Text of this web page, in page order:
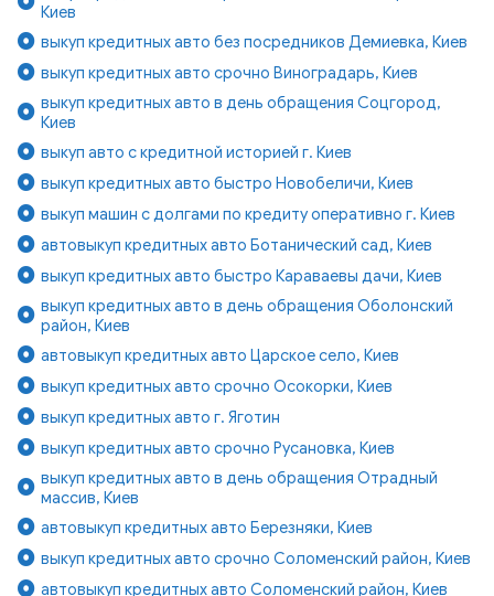
Киев
выкуп кредитных авто без посредников Демиевка, Киев
выкуп кредитных авто срочно Виноградарь, Киев
выкуп кредитных авто в день обращения Соцгород,
Киев
выкуп авто с кредитной историей г. Киев
выкуп кредитных авто быстро Новобеличи, Киев
выкуп машин с долгами по кредиту оперативно г. Киев
автовыкуп кредитных авто Ботанический сад, Киев
выкуп кредитных авто быстро Караваевы дачи, Киев
выкуп кредитных авто в день обращения Оболонский
район, Киев
автовыкуп кредитных авто Царское село, Киев
выкуп кредитных авто срочно Осокорки, Киев
выкуп кредитных авто г. Яготин
выкуп кредитных авто срочно Русановка, Киев
выкуп кредитных авто в день обращения Отрадный
массив, Киев
автовыкуп кредитных авто Березняки, Киев
выкуп кредитных авто срочно Соломенский район, Киев
автовыкуп кредитных авто Соломенский район, Киев